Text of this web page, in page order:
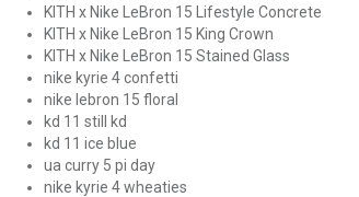
KITH x Nike LeBron 15 Lifestyle Concrete
KITH x Nike LeBron 15 King Crown
KITH x Nike LeBron 15 Stained Glass
nike kyrie 4 confetti
nike lebron 15 floral
kd 11 still kd
kd 11 ice blue
ua curry 5 pi day
nike kyrie 4 wheaties